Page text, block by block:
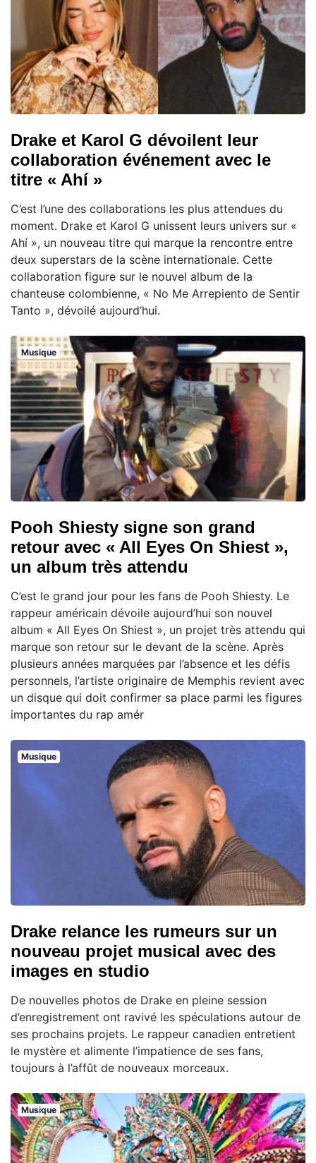
Drake et Karol G dévoilent leur
collaboration événement avec le
titre « Ahí »
C’est l’une des collaborations les plus attendues du
moment. Drake et Karol G unissent leurs univers sur «
Ahí », un nouveau titre qui marque la rencontre entre
deux superstars de la scène internationale. Cette
collaboration figure sur le nouvel album de la
chanteuse colombienne, « No Me Arrepiento de Sentir
Tanto », dévoilé aujourd’hui.
Musique
Pooh Shiesty signe son grand
retour avec « All Eyes On Shiest »,
un album très attendu
C’est le grand jour pour les fans de Pooh Shiesty. Le
rappeur américain dévoile aujourd’hui son nouvel
album « All Eyes On Shiest », un projet très attendu qui
marque son retour sur le devant de la scène. Après
plusieurs années marquées par l’absence et les défis
personnels, l’artiste originaire de Memphis revient avec
un disque qui doit confirmer sa place parmi les figures
importantes du rap amér
Musique
Drake relance les rumeurs sur un
nouveau projet musical avec des
images en studio
De nouvelles photos de Drake en pleine session
d’enregistrement ont ravivé les spéculations autour de
ses prochains projets. Le rappeur canadien entretient
le mystère et alimente l’impatience de ses fans,
toujours à l’affût de nouveaux morceaux.
Musique